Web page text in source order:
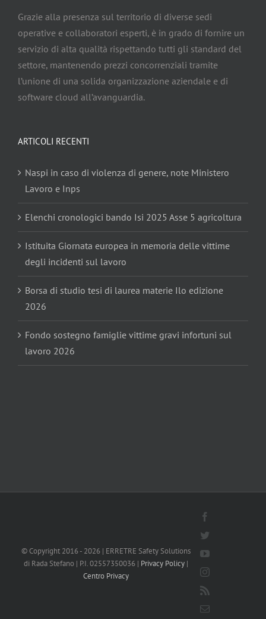
Grazie alla presenza sul territorio di diverse sedi
operative e collaboratori esperti, è in grado di fornire un
servizio di alta qualità rispettando tutti gli standard del
settore, mantenendo prezzi concorrenziali tramite
l’unione di una solida organizzazione aziendale e di
software cloud all’avanguardia.
ARTICOLI RECENTI
Naspi in caso di violenza di genere, note Ministero
Lavoro e Inps
Elenchi cronologici bando Isi 2025 Asse 5 agricoltura
Istituita Giornata europea in memoria delle vittime
degli incidenti sul lavoro
Borsa di studio tesi di laurea materie Ilo edizione
2026
Fondo sostegno famiglie vittime gravi infortuni sul
lavoro 2026
© Copyright 2016 - 2026 | ERRETRE Safety Solutions
di Rada Stefano | P.I. 02557350036 | Privacy Policy |
Centro Privacy
YouTube
Instagram
Email